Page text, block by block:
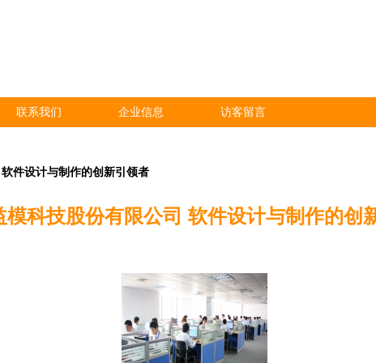
联系我们 企业信息 访客留言
件设计与制作的创新引领者
模科技股份有限公司 软件设计与制作的创